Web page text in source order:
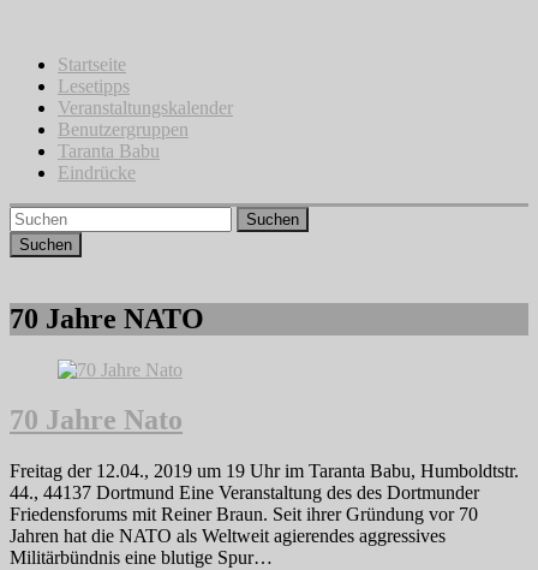
springenStartseite
Lesetipps
Veranstaltungskalender
Benutzergruppen
Taranta Babu
Eindrücke
Suchen
70 Jahre NATO
70 Jahre Nato
Freitag der 12.04., 2019 um 19 Uhr im Taranta Babu, Humboldtstr.
44., 44137 Dortmund Eine Veranstaltung des des Dortmunder
Friedensforums mit Reiner Braun. Seit ihrer Gründung vor 70
Jahren hat die NATO als Weltweit agierendes aggressives
Militärbündnis eine blutige Spur…